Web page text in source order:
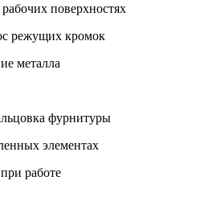
поверхностях
режущих кромок
металла
фурнитуры
элементах
работе